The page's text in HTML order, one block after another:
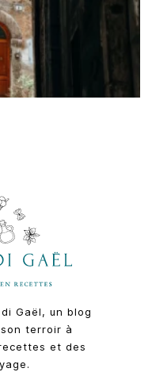
Gaël, un blog
terroir à
et des